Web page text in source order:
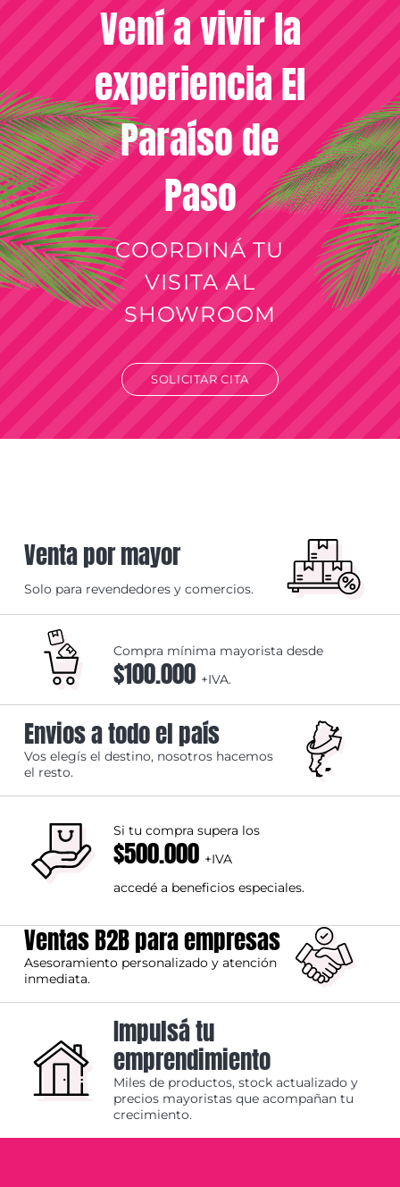
Vení a vivir la
experiencia El
Paraíso de
Paso
COORDINÁ TU
VISITA AL
SHOWROOM
SOLICITAR CITA
Venta por mayor
Solo para revendedores y comercios.
Compra mínima mayorista desde
$100.000 +IVA.
Envios a todo el país
Vos elegís el destino, nosotros hacemos
el resto.
Si tu compra supera los
$500.000 +IVA
accedé a beneficios especiales.
Ventas B2B para empresas
Asesoramiento personalizado y atención
inmediata.
Impulsá tu
emprendimiento
Miles de productos, stock actualizado y
precios mayoristas que acompañan tu
crecimiento.